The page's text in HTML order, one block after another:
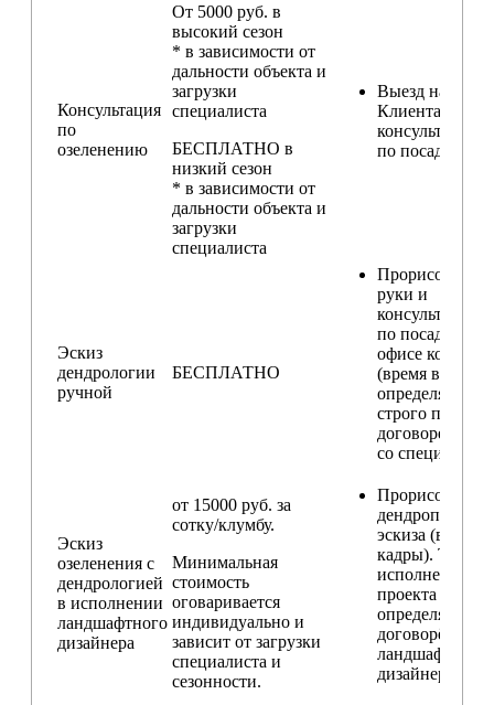
Консультация
по
озеленению
От 5000 руб. в
высокий сезон
* в зависимости от
дальности объекта и
загрузки
специалиста
БЕСПЛАТНО в
низкий сезон
* в зависимости от
дальности объекта и
загрузки
специалиста
Выезд на
Клиента для
по посадкам
Эскиз
дендрологии
ручной
БЕСПЛАТНО
Прорисовка от
руки и
по посадкам в
офисе
(время встречи
определяется
строго по
со
Эскиз
озеленения с
дендрологией
в исполнении
ландшафтного
дизайнера
от 15000 руб. за
сотку/клумбу.
Минимальная
стоимость
оговаривается
индивидуально и
зависит от загрузки
специалиста и
сезонности.
Прорисовка
дендроплана и
эскиза
кадры).
исполнения
проекта
определяется
ландшафтным
дизайнером